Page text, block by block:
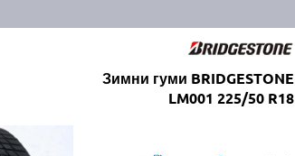
Зимни гуми BRIDGESTONE
LM001 225/50 R18